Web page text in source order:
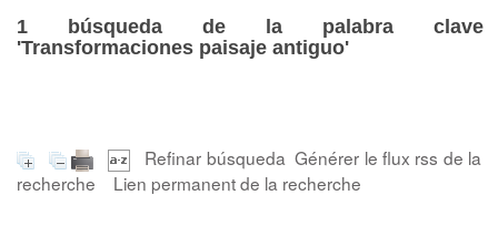
1 búsqueda de la palabra clave
'Transformaciones paisaje antiguo'
Refinar búsqueda Générer le flux rss de la
recherche
Lien permanent de la recherche